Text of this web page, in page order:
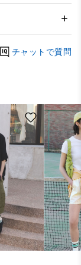
チャットで質問